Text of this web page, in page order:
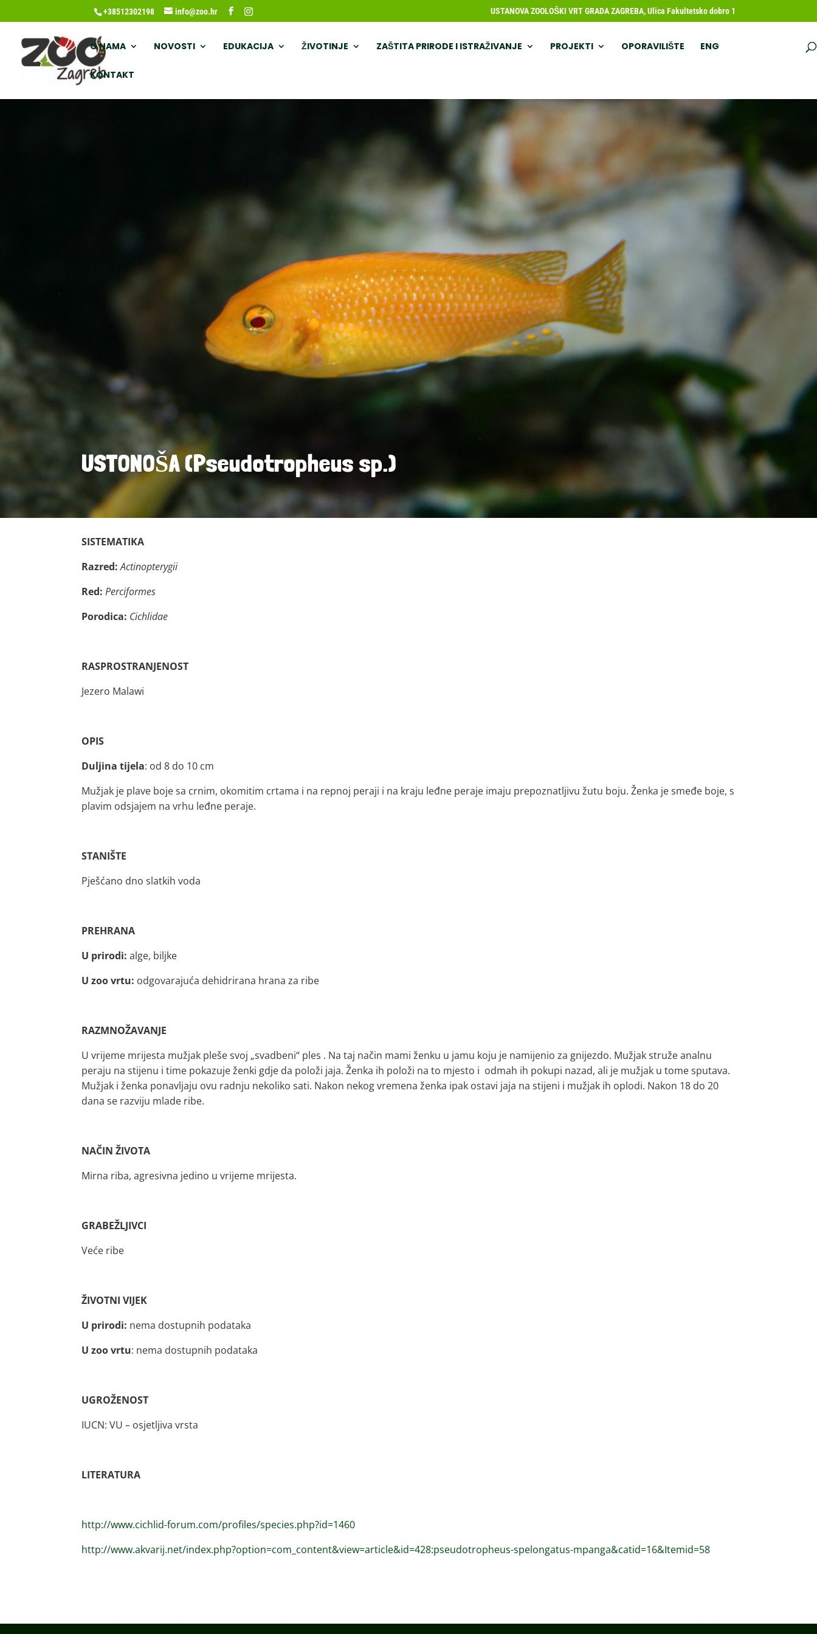
+38512302198 info@zoo.hr USTANOVA ZOOLOŠKI VRT GRADA ZAGREBA, Ulica Fakultetsko dobro 1
O NAMA NOVOSTI EDUKACIJA ŽIVOTINJE ZAŠTITA PRIRODE I ISTRAŽIVANJE PROJEKTI OPORAVILIŠTE ENG
KONTAKT
USTONOŠA (Pseudotropheus sp.)
SISTEMATIKA
Razred: Actinopterygii
Red: Perciformes
Porodica: Cichlidae
RASPROSTRANJENOST
Jezero Malawi
OPIS
Duljina tijela: od 8 do 10 cm
Mužjak je plave boje sa crnim, okomitim crtama i na repnoj peraji i na kraju leđne peraje imaju prepoznatljivu žutu boju. Ženka je smeđe boje, s
plavim odsjajem na vrhu leđne peraje.
STANIŠTE
Pješćano dno slatkih voda
PREHRANA
U prirodi: alge, biljke
U zoo vrtu: odgovarajuća dehidrirana hrana za ribe
RAZMNOŽAVANJE
U vrijeme mrijesta mužjak pleše svoj „svadbeni“ ples . Na taj način mami ženku u jamu koju je namijenio za gnijezdo. Mužjak struže analnu
peraju na stijenu i time pokazuje ženki gdje da položi jaja. Ženka ih položi na to mjesto i odmah ih pokupi nazad, ali je mužjak u tome sputava.
Mužjak i ženka ponavljaju ovu radnju nekoliko sati. Nakon nekog vremena ženka ipak ostavi jaja na stijeni i mužjak ih oplodi. Nakon 18 do 20
dana se razviju mlade ribe.
NAČIN ŽIVOTA
Mirna riba, agresivna jedino u vrijeme mrijesta.
GRABEŽLJIVCI
Veće ribe
ŽIVOTNI VIJEK
U prirodi: nema dostupnih podataka
U zoo vrtu: nema dostupnih podataka
UGROŽENOST
IUCN: VU – osjetljiva vrsta
LITERATURA
http://www.cichlid-forum.com/profiles/species.php?id=1460
http://www.akvarij.net/index.php?option=com_content&view=article&id=428:pseudotropheus-spelongatus-mpanga&catid=16&Itemid=58